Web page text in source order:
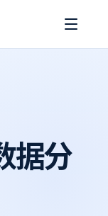
据分